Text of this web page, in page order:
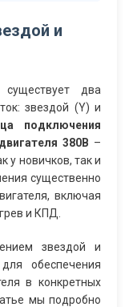
и
существует два
звездой (Y) и
подключения
380В –
у новичков, так и
существенно
включая
и КПД.
звездой и
обеспечения
в конкретных
мы подробно